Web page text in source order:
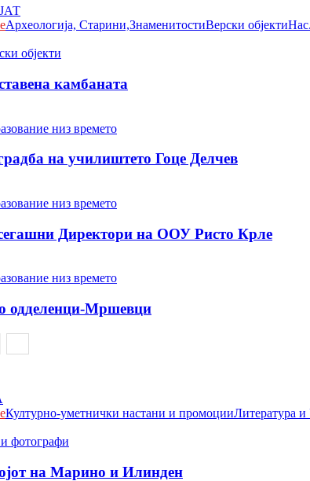
Археологија, Старини,ЗнаменитостиВерски објекти
објекти
камбаната
низ времето
на училиштето Гоце Делчев
низ времето
Директори на ООУ Ристо Крле
низ времето
одделенци-Мршевци
Културно-уметнички настани и промоцииЛитература и
фотографи
на Марино и Илинден